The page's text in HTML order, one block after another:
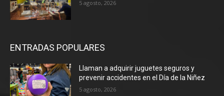
5 agosto, 2026
ENTRADAS POPULARES
Llaman a adquirir juguetes seguros y
prevenir accidentes en el Día de la Niñez
5 agosto, 2026